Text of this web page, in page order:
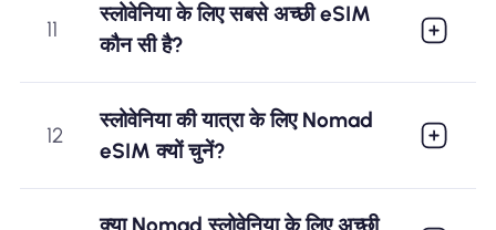
11
स्लोवेनिया के लिए सबसे अच्छी eSIM
कौन सी है?
12
स्लोवेनिया की यात्रा के लिए Nomad
eSIM क्यों चुनें?
क्या Nomad स्लोवेनिया के लिए अच्छी